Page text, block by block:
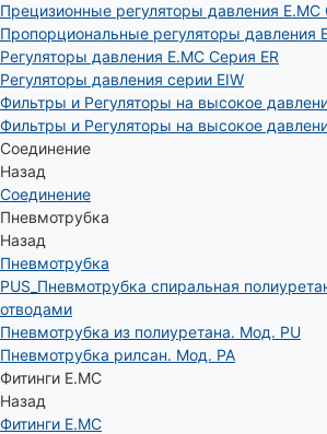
Прецизионные регуляторы давления E.MC
Пропорциональные регуляторы давления
Регуляторы давления E.MC Серия ER
Регуляторы давления серии EIW
Фильтры и Регуляторы на высокое
Фильтры и Регуляторы на высокое
Соединение
Назад
Соединение
Пневмотрубка
Назад
Пневмотрубка
PUS_Пневмотрубка спиральная
отводами
Пневмотрубка из полиуретана. Мод. РU
Пневмотрубка рилсан. Мод. PA
Фитинги E.MC
Назад
Фитинги E.MC